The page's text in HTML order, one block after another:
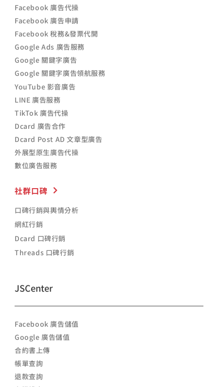
Facebook 廣告代操
Facebook 廣告申請
Facebook 稅務&發票代開
Google Ads 廣告服務
Google 關鍵字廣告
Google 關鍵字廣告領航服務
YouTube 影音廣告
LINE 廣告服務
TikTok 廣告代操
Dcard 廣告合作
Dcard Post AD 文章型廣告
外展型原生廣告代操
數位廣告服務
社群口碑
口碑行銷與輿情分析
網紅行銷
Dcard 口碑行銷
Threads 口碑行銷
JSCenter
Facebook 廣告儲值
Google 廣告儲值
合約書上傳
帳單查詢
退款查詢